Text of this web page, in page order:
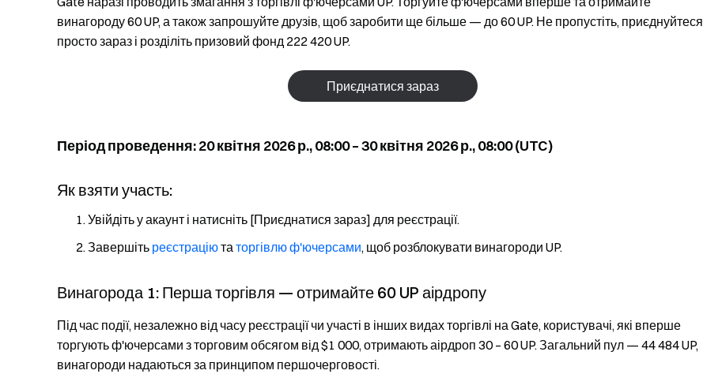
винагороду 60 UP, а також запрошуйте друзів, щоб заробити ще більше — до 60 UP. Не пропустіть, приєднуйтеся
просто зараз і розділіть призовий фонд 222 420 UP.
Приєднатися зараз
Період проведення: 20 квітня 2026 р., 08:00 – 30 квітня 2026 р., 08:00 (UTC)
Як взяти участь:
Увійдіть у акаунт і натисніть [Приєднатися зараз] для реєстрації.
Завершіть реєстраціютаторгівлю ф'ючерсами, щоб розблокувати винагороди UP.
Винагорода 1: Перша торгівля — отримайте 60 UP аірдропу
Під час події, незалежно від часу реєстрації чи участі в інших видах торгівлі на Gate, користувачі, які вперше
торгують ф'ючерсами з торговим обсягом від $1 000, отримають аірдроп 30 – 60 UP. Загальний пул — 44 484 UP,
винагороди надаються за принципом першочерговості.